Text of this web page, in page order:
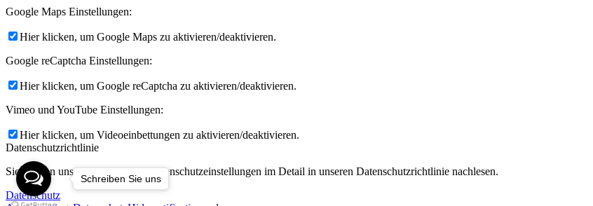
Google Maps Einstellungen:
Hier klicken, um Google Maps zu aktivieren/deaktivieren.
Google reCaptcha Einstellungen:
Hier klicken, um Google reCaptcha zu aktivieren/deaktivieren.
Vimeo und YouTube Einstellungen:
Hier klicken, um Videoeinbettungen zu aktivieren/deaktivieren.
Datenschutzrichtlinie
Sie können unsere Cookies und Datenschutzeinstellungen im Detail in unseren Datenschutzrichtlinie nachlesen.
Datenschutz
Schreiben Sie uns